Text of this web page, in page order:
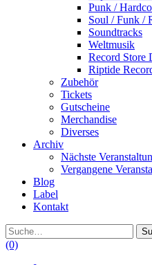
Punk /
Soul / Funk /
Soundtracks
Weltmusik
Record Store
Riptide
Zubehör
Tickets
Gutscheine
Merchandise
Diverses
Archiv
Nächste
Vergangene
Blog
Label
Kontakt
Suche
(0)